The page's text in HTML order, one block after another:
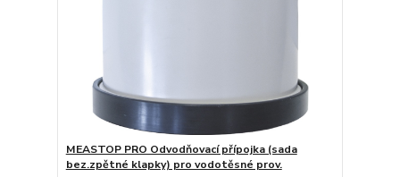
MEASTOP PRO Odvodňovací přípojka (sada
bez.zpětné klapky) pro vodotěsné prov.